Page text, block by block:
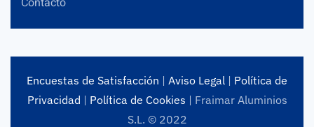
Encuestas de Satisfacción | Aviso Legal | Política de
Privacidad | Política de Cookies | Fraimar Aluminios
S.L. © 2022